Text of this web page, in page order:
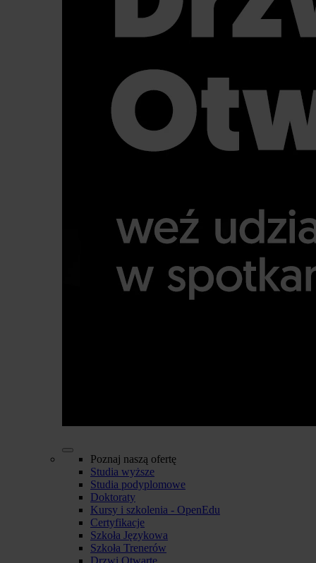
Poznaj naszą ofertę
Studia wyższe
Studia podyplomowe
Doktoraty
Kursy i szkolenia - OpenEdu
Certyfikacje
Szkoła Językowa
Szkoła Trenerów